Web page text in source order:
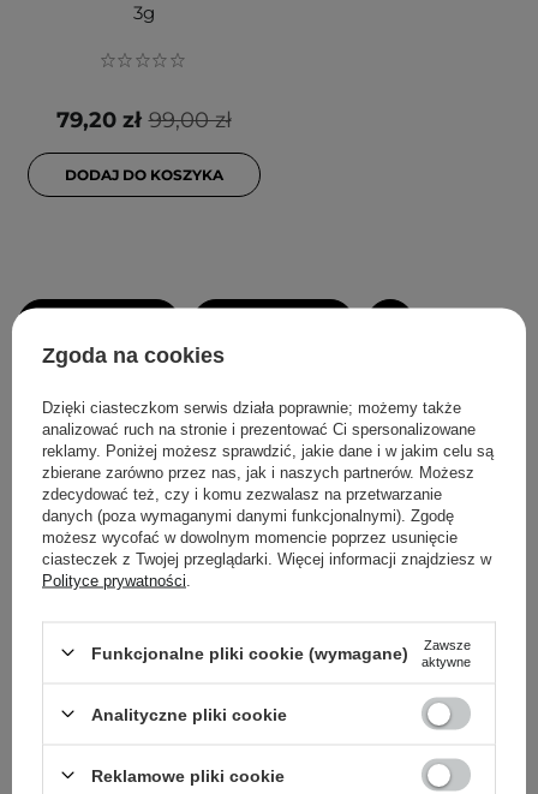
3g
99,00 zł
79,20 zł
DODAJ DO KOSZYKA
Rekomendowane dla Ciebie
Zgoda na cookies
Dzięki ciasteczkom serwis działa poprawnie; możemy także
analizować ruch na stronie i prezentować Ci spersonalizowane
reklamy. Poniżej możesz sprawdzić, jakie dane i w jakim celu są
zbierane zarówno przez nas, jak i naszych partnerów. Możesz
zdecydować też, czy i komu zezwalasz na przetwarzanie
danych (poza wymaganymi danymi funkcjonalnymi). Zgodę
możesz wycofać w dowolnym momencie poprzez usunięcie
ciasteczek z Twojej przeglądarki. Więcej informacji znajdziesz w
Polityce prywatności
Funkcjonalne pliki cookie (wymagane)
Zawsze
aktywne
Analityczne pliki cookie
Reklamowe pliki cookie